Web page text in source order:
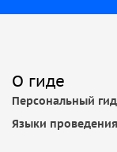
О гиде
Персональный
Языки